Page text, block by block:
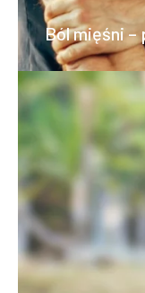
Ból mięśni –